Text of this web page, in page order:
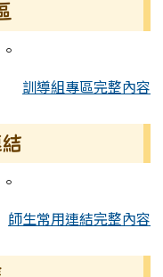
訓導組專區完整內容
師生常用連結完整內容